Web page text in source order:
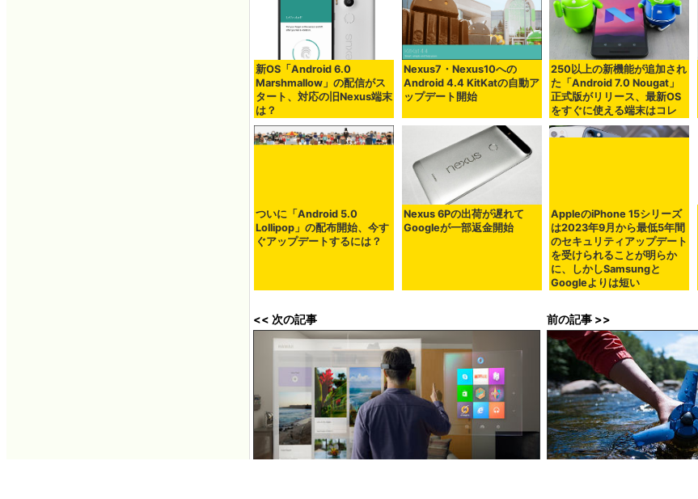
新OS「Android 6.0
Marshmallow」の配信がス
タート、対応の旧Nexus端末
は？
Nexus7・Nexus10への
Android 4.4 KitKatの自動ア
ップデート開始
250以上の新機能が追加され
た「Android 7.0 Nougat」
正式版がリリース、最新OS
をすぐに使える端末はコレ
ついに「Android 5.0
Lollipop」の配布開始、今す
ぐアップデートするには？
Nexus 6Pの出荷が遅れて
Googleが一部返金開始
AppleのiPhone 15シリーズ
は2023年9月から最低5年間
のセキュリティアップデート
を受けられることが明らか
に、しかしSamsungと
Googleよりは短い
<< 次の記事 前の記事 >>